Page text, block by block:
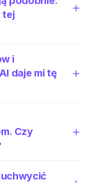
tej
i
daje mi tę
Czy
uchwycić